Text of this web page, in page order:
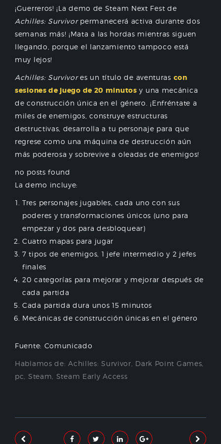
¡Guerreros! ¡La demo de Steam Next Fest de
Achilles: Survivorpermanecerá activa durante dos
semanas más! ¡Mata a las hordas mientras siguen
llegando, porque el lanzamiento tampoco está
muy lejos!
Achilles: Survivores un título de aventuras con
sesiones de juego de 20 minutos y una mecánica
de construcción única en el género. ¡Enfréntate a
miles de enemigos, construye estructuras
destructivas, desarrolla a tu personaje para que
regrese como una máquina de destrucción aún
más poderosa y sobrevive a oleadas de enemigos!
no posts found
La demo incluye:
Tres personajes jugables, cada uno con sus
poderes y transformaciones únicos (uno para
empezar y dos para desbloquear)
Cuatro mapas para jugar
7 tipos de enemigos, 1 jefe intermedio y 2 jefes
finales
20 categorías para mejorar y mejorar después de
cada partida
Cada partida dura unos 15 minutos
Mecánicas de construcción únicas en el género
Fuente: Comunicado
Hablamos de:Achilles: Survivor Dark Point Games
pc Steam Steam Early Access